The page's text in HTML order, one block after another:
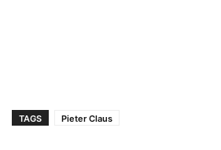
TAGS Pieter Claus